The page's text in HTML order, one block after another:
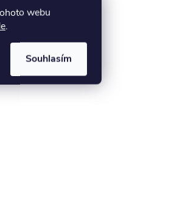
webu
.
Souhlasím